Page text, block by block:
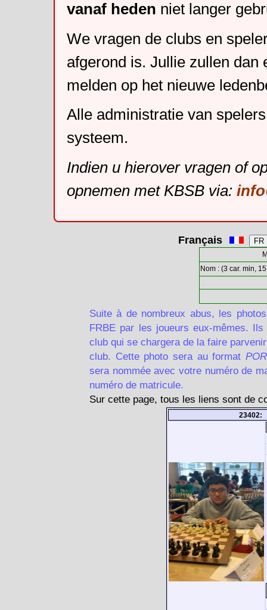
vanaf heden niet langer
We vragen de clubs en
afgerond is. Jullie zullen dan
melden op het nieuwe
Alle administratie van
systeem.
Indien u hierover vragen of
opnemen met KBSB via:
Français
Nom : (3 car. min,
Suite à de nombreux abus, les
FRBE par les joueurs eux-mêmes.
club qui se chargera de la faire
club. Cette photo sera au format
sera nommée avec votre numéro de
numéro de matricule.
Sur cette page, tous les liens sont de
23402: